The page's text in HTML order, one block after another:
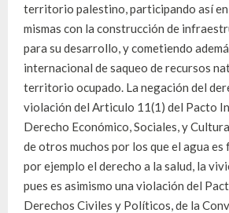
territorio palestino, participando así en
mismas con la construcción de
para su desarrollo, y cometiendo
internacional de saqueo de recursos
territorio ocupado. La negación del
violación del Articulo 11(1) del Pacto
Derecho Económico, Sociales, y
de otros muchos por los que el agua es
por ejemplo el derecho a la salud, la
pues es asimismo una violación del
Derechos Civiles y Políticos, de la